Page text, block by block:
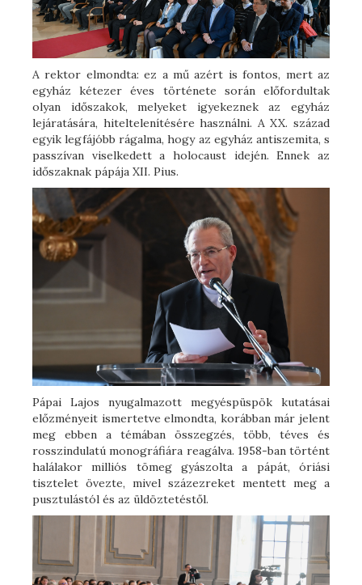
A rektor elmondta: ez a mű azért is fontos, mert az
egyház kétezer éves története során előfordultak
olyan időszakok, melyeket igyekeznek az egyház
lejáratására, hiteltelenítésére használni. A XX. század
egyik legfájóbb rágalma, hogy az egyház antiszemita, s
passzívan viselkedett a holocaust idején. Ennek az
időszaknak pápája XII. Pius.
Pápai Lajos nyugalmazott megyéspüspök kutatásai
előzményeit ismertetve elmondta, korábban már jelent
meg ebben a témában összegzés, több, téves és
rosszindulatú monográfiára reagálva. 1958-ban történt
halálakor milliós tömeg gyászolta a pápát, óriási
tisztelet övezte, mivel százezreket mentett meg a
pusztulástól és az üldöztetéstől.